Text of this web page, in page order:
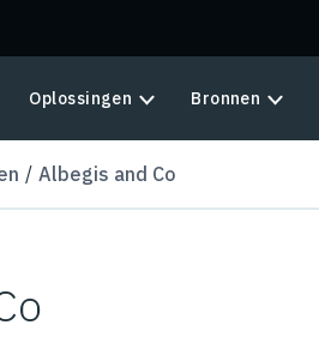
Oplossingen Bronnen
Albegis and Co